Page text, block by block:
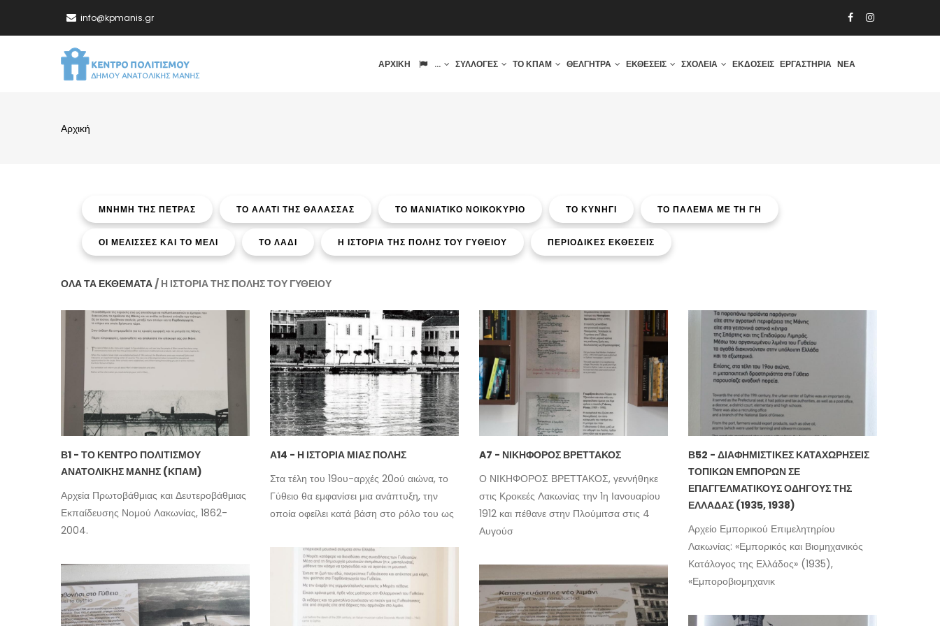
info@kpmanis.gr
ΑΡΧΙΚΉ ... ΣΥΛΛΟΓΈΣ ΤΟ ΚΠΑΜ ΘΈΛΓΗΤΡΑ ΕΚΘΈΣΕΙΣ ΣΧΟΛΕΊΑ ΕΚΔΌΣΕΙΣ ΕΡΓΑΣΤΉΡΙΑ ΝΈΑ
Breadcrumb
Αρχική
ΜΝΗΜΗ ΤΗΣ ΠΕΤΡΑΣ ΤΟ ΑΛΑΤΙ ΤΗΣ ΘΑΛΑΣΣΑΣ ΤΟ ΜΑΝΙΑΤΙΚΟ ΝΟΙΚΟΚΥΡΙΟ ΤΟ ΚΥΝΗΓΙ ΤΟ ΠΑΛΕΜΑ ΜΕ ΤΗ ΓΗ
ΟΙ ΜΕΛΙΣΣΕΣ ΚΑΙ ΤΟ ΜΕΛΙ ΤΟ ΛΑΔΙ Η ΙΣΤΟΡΙΑ ΤΗΣ ΠΟΛΗΣ ΤΟΥ ΓΥΘΕΙΟΥ ΠΕΡΙΟΔΙΚΕΣ ΕΚΘΕΣΕΙΣ
ΟΛΑ ΤΑ ΕΚΘΕΜΑΤΑ/ Η ΙΣΤΟΡΙΑ ΤΗΣ ΠΟΛΗΣ ΤΟΥ ΓΥΘΕΙΟΥ
Β1 - ΤΟ ΚΈΝΤΡΟ ΠΟΛΙΤΙΣΜΟΎ
ΑΝΑΤΟΛΙΚΉΣ ΜΆΝΗΣ (ΚΠΑΜ)
Αρχεία Πρωτοβάθμιας και Δευτεροβάθμιας
Εκπαίδευσης Νομού Λακωνίας, 1862-
2004.
Α14 - Η ΙΣΤΟΡΊΑ ΜΙΑΣ ΠΌΛΗΣ
Στα τέλη του 19ου-αρχές 20ού αιώνα, το
Γύθειο θα εμφανίσει μια ανάπτυξη, την
οποία οφείλει κατά βάση στο ρόλο του ως
A7 - ΝΙΚΗΦΌΡΟΣ ΒΡΕΤΤΆΚΟΣ
Ο ΝΙΚΗΦΟΡΟΣ ΒΡΕΤΤΑΚΟΣ, γεννήθηκε
στις Κροκεές Λακωνίας την 1η Ιανουαρίου
1912 και πέθανε στην Πλούμιτσα στις 4
Αυγούσ
Β52 - ΔΙΑΦΗΜΙΣΤΙΚΈΣ ΚΑΤΑΧΩΡΉΣΕΙΣ
ΤΟΠΙΚΏΝ ΕΜΠΌΡΩΝ ΣΕ
ΕΠΑΓΓΕΛΜΑΤΙΚΟΎΣ ΟΔΗΓΟΎΣ ΤΗΣ
ΕΛΛΆΔΑΣ (1935, 1938)
Αρχείο Εμπορικού Επιμελητηρίου
Λακωνίας: «Εμπορικός και Βιομηχανικός
Κατάλογος της Ελλάδος» (1935),
«Εμποροβιομηχανικ